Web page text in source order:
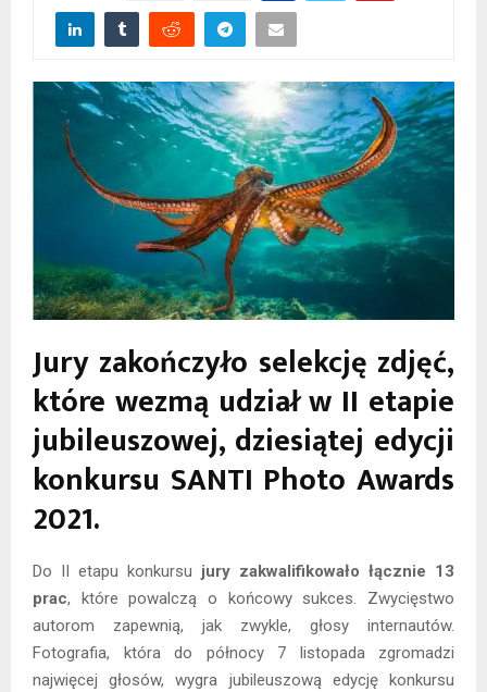
Jury zakończyło selekcję zdjęć,
które wezmą udział w II etapie
jubileuszowej, dziesiątej edycji
konkursu SANTI Photo Awards
2021.
Do II etapu konkursu jury zakwalifikowało łącznie 13
prac, które powalczą o końcowy sukces. Zwycięstwo
autorom zapewnią, jak zwykle, głosy internautów.
Fotografia, która do północy 7 listopada zgromadzi
najwięcej głosów, wygra jubileuszową edycję konkursu